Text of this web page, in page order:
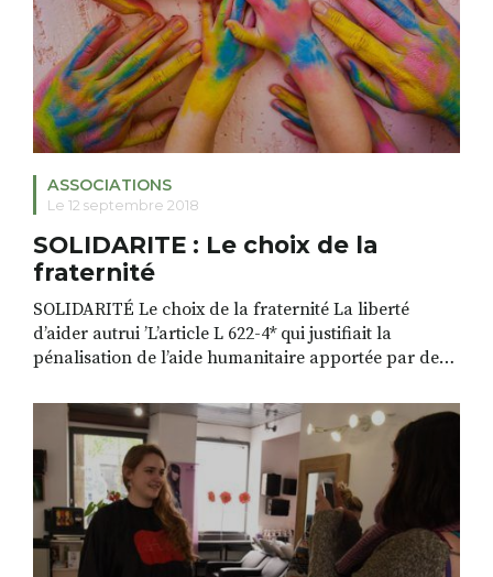
RECHERCHER
S'ABONNER
S'INSCRIRE À LA NEWSLETTER
FACEBOOKINSTAGRAM
LINKEDINYOUTUBE
ASSOCIATIONS
Le 12 septembre 2018
SOLIDARITE : Le choix de la
fraternité
SOLIDARITÉ Le choix de la fraternité La liberté
d’aider autrui ’L’article L 622-4* qui justifiait la
pénalisation de l’aide humanitaire apportée par de
irrégulière, ‘le délit de solidarité ‘ en quelque sorte, a
été révisé le 6 juillet dernier par le Conseil
Constitutionnel. C’est une réaffirmation forte du
principe […]